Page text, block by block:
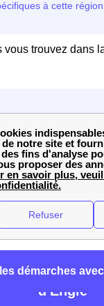
vous trouvez dans
en main, vous
de gaz de
de l'offre
d'Engie
démarches